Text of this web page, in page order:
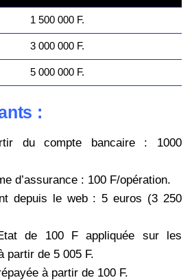
1 500 000 F.
3 000 000 F.
5 000 000 F.
:
du compte bancaire : 1000
d’assurance : 100 F/opération.
depuis le web : 5 euros (3 250
de 100 F appliquée sur les
partir de 5 005 F.
à partir de 100 F.